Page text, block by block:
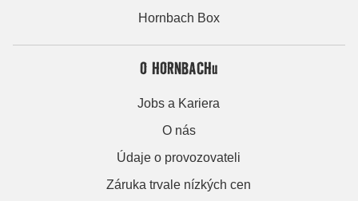
Hornbach Box
O HORNBACHu
Jobs a Kariera
O nás
Údaje o provozovateli
Záruka trvale nízkých cen